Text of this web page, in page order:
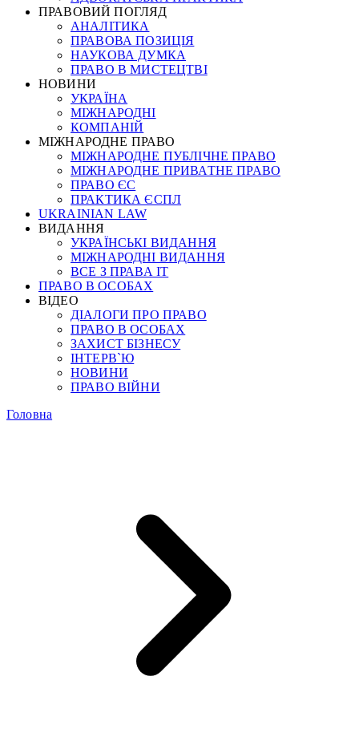
ПРАВОВИЙ ПОГЛЯД
АНАЛІТИКА
ПРАВОВА ПОЗИЦІЯ
НАУКОВА ДУМКА
ПРАВО В МИСТЕЦТВІ
НОВИНИ
УКРАЇНА
МІЖНАРОДНІ
КОМПАНІЙ
МІЖНАРОДНЕ ПРАВО
МІЖНАРОДНЕ ПУБЛІЧНЕ ПРАВО
МІЖНАРОДНЕ ПРИВАТНЕ ПРАВО
ПРАВО ЄС
ПРАКТИКА ЄСПЛ
UKRAINIAN LAW
ВИДАННЯ
УКРАЇНСЬКІ ВИДАННЯ
МІЖНАРОДНІ ВИДАННЯ
ВСЕ З ПРАВА ІТ
ПРАВО В ОСОБАХ
ВІДЕО
ДІАЛОГИ ПРО ПРАВО
ПРАВО В ОСОБАХ
ЗАХИСТ БІЗНЕСУ
ІНТЕРВ`Ю
НОВИНИ
ПРАВО ВІЙНИ
Головна